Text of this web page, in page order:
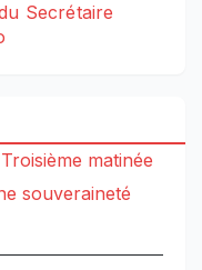
Secrétaire
matinée
souveraineté